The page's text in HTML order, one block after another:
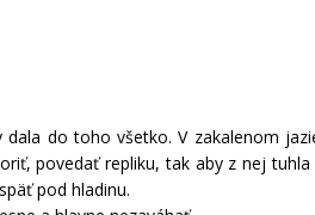
do toho všetko. V zakalenom
povedať repliku, tak aby z nej
pod hladinu.